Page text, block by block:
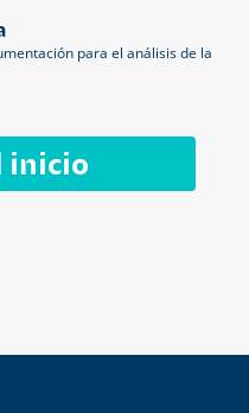
para el análisis de la
inicio